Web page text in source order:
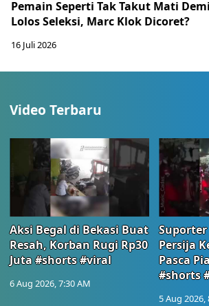
Pemain Seperti Tak Takut Mati Demi
Lolos Seleksi, Marc Klok Dicoret?
16 Juli 2026
Video Terbaru
Aksi Begal di Bekasi Buat
Resah, Korban Rugi Rp30
Juta #shorts #viral
6 Aug 2026, 7:30 AM
Persija
Pasca
#shorts
5 Aug 2026,